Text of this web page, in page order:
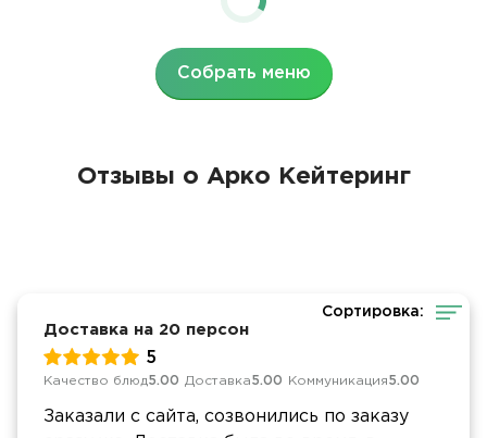
Собрать меню
Отзывы о Арко Кейтеринг
Сортировка:
Доставка на 20 персон
5
Качество блюд5.00 Доставка5.00 Коммуникация5.00
Заказали с сайта, созвонились по заказу